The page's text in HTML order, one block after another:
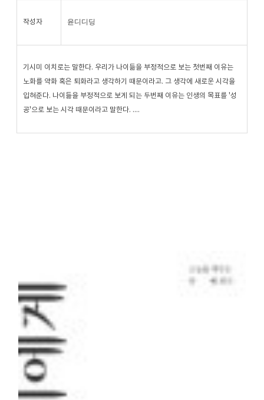
작성자 윤디디딩
기시미 이치로는 말한다. 우리가 나이듦을 부정적으로 보는 첫번째 이유는
노화를 약화 혹은 퇴화라고 생각하기 때문이라고. 그 생각에 새로운 시각을
입혀준다. 나이듦을 부정적으로 보게 되는 두번째 이유는 인생의 목표를 '성
공'으로 보는 시각 때문이라고 말한다. ....